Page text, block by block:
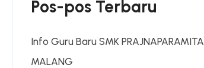
Pos-pos Terbaru
Info Guru Baru SMK PRAJNAPARAMITA
MALANG